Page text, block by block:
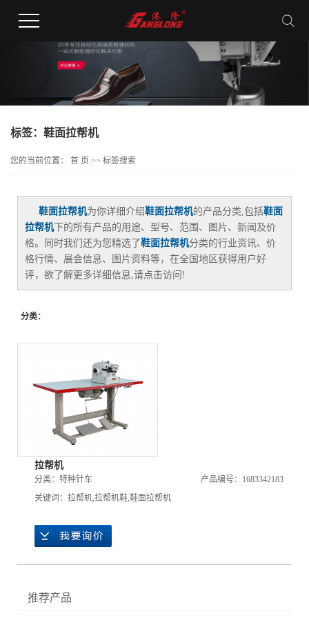
标签：鞋面拉帮机
您的当前位置： 首 页 >> 标签搜索
鞋面拉帮机为你详细介绍鞋面拉帮机的产品分类,包括鞋面
拉帮机下的所有产品的用途、型号、范围、图片、新闻及价
格。同时我们还为您精选了鞋面拉帮机分类的行业资讯、价
格行情、展会信息、图片资料等，在全国地区获得用户好
评，欲了解更多详细信息,请点击访问!
分类：
拉帮机
分类： 特种针车
产品编号：1683342183
关键词： 拉帮机,拉帮机鞋,鞋面拉帮机
推荐产品